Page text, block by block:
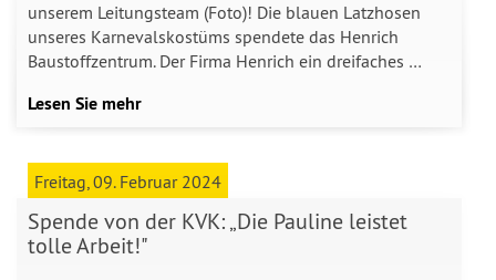
unserem Leitungsteam (Foto)! Die blauen Latzhosen
unseres Karnevalskostüms spendete das Henrich
Baustoffzentrum. Der Firma Henrich ein dreifaches …
Lesen Sie mehr
Freitag, 09. Februar 2024
Spende von der KVK: „Die Pauline leistet
tolle Arbeit!"